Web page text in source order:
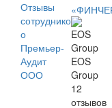
Отзывы
сотрудников
о
Премьер-
Аудит
ООО
EOS
Group
12
отзывов